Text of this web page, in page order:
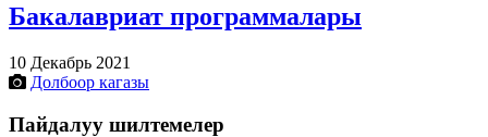
Бакалавриат программалары
10 Декабрь 2021
Долбоор кагазы
Пайдалуу шилтемелер